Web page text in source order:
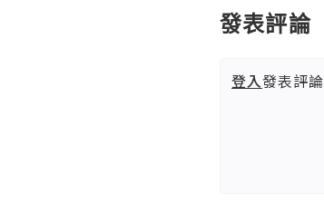
發表評論
登入發表評論